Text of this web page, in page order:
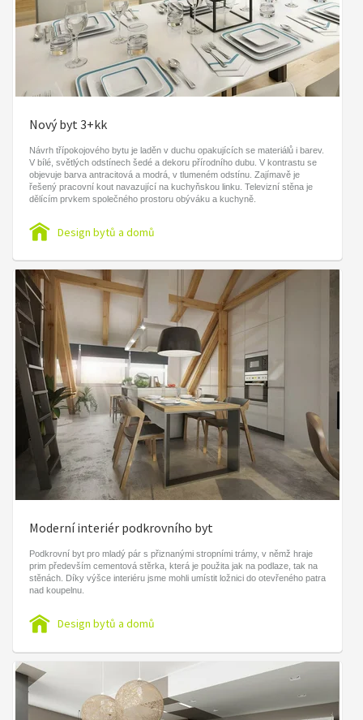
Nový byt 3+kk
Návrh třípokojového bytu je laděn v duchu opakujících se materiálů i barev.
V bílé, světlých odstínech šedé a dekoru přírodního dubu. V kontrastu se
objevuje barva antracitová a modrá, v tlumeném odstínu. Zajímavě je
řešený pracovní kout navazující na kuchyňskou linku. Televizní stěna je
dělícím prvkem společného prostoru obýváku a kuchyně.
Design bytů a domů
Moderní interiér podkrovního byt
Podkrovní byt pro mladý pár s přiznanými stropními trámy, v němž hraje
prim především cementová stěrka, která je použita jak na podlaze, tak na
stěnách. Díky výšce interiéru jsme mohli umístit ložnici do otevřeného patra
nad koupelnu.
Design bytů a domů